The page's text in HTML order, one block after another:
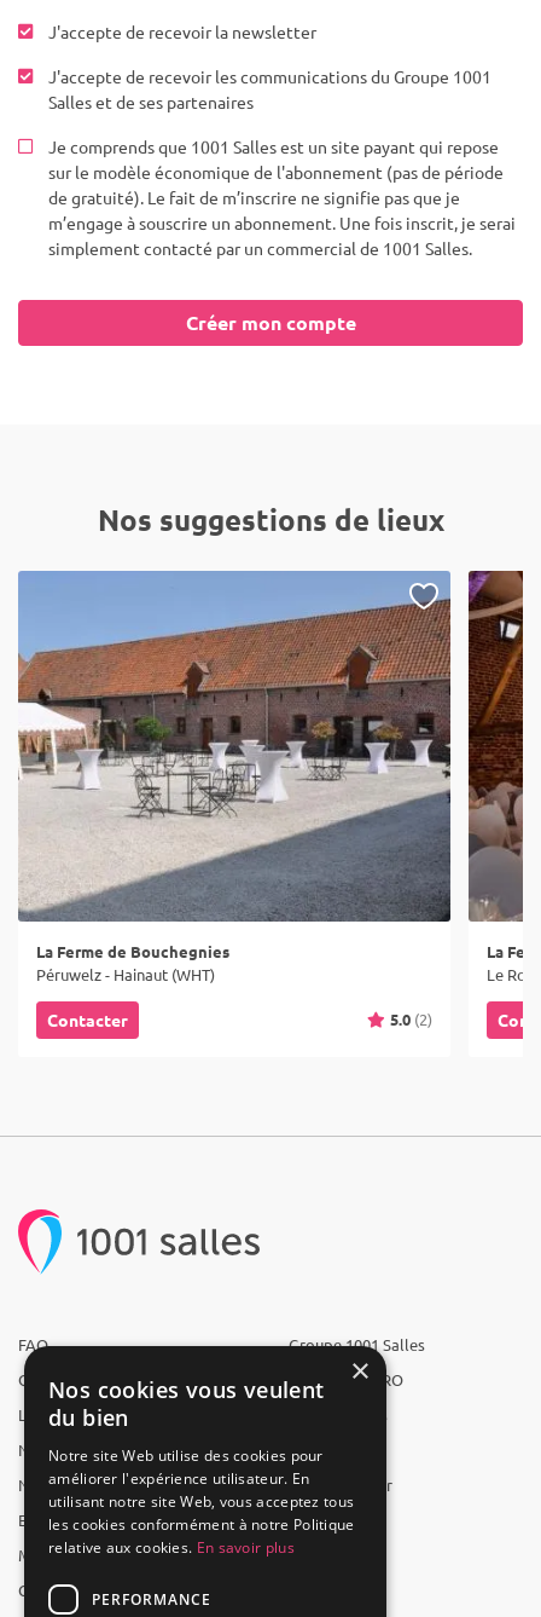
J'accepte de recevoir la newsletter
J'accepte de recevoir les communications du Groupe 1001
Salles et de ses partenaires
Je comprends que 1001 Salles est un site payant qui repose
sur le modèle économique de l'abonnement (pas de période
de gratuité). Le fait de m’inscrire ne signifie pas que je
m’engage à souscrire un abonnement. Une fois inscrit, je serai
simplement contacté par un commercial de 1001 Salles.
Créer mon compte
Nos suggestions de lieux
La Ferme de Bouchegnies
Péruwelz - Hainaut (WHT)
Contacter 5.0 (2)
La
Le
FAQ
Qui sommes-nous ?
L'équipe
Nous recrutons
Nos partenaires
Espace presse
Mentions légales
CGV
Groupe 1001 Salles
1001 Salles PRO
1001 Traiteurs
1001 Artistes
Reserverunbar
MP2
×
Nos cookies vous veulent
du bien
Notre site Web utilise des cookies pour
améliorer l'expérience utilisateur. En
utilisant notre site Web, vous acceptez tous
les cookies conformément à notre Politique
relative aux cookies. En savoir plus
PERFORMANCE